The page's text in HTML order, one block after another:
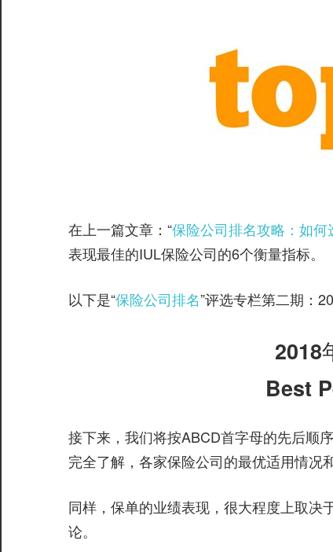
在上一篇文章：“保险公司排名攻略：如何
表现最佳的IUL保险公司的6个衡量指标。
以下是“保险公司排名”评选专栏第二期：
2018
Best
接下来，我们将按ABCD首字母的先后顺
完全了解，各家保险公司的最优适用情况
同样，保单的业绩表现，很大程度上取决
论。